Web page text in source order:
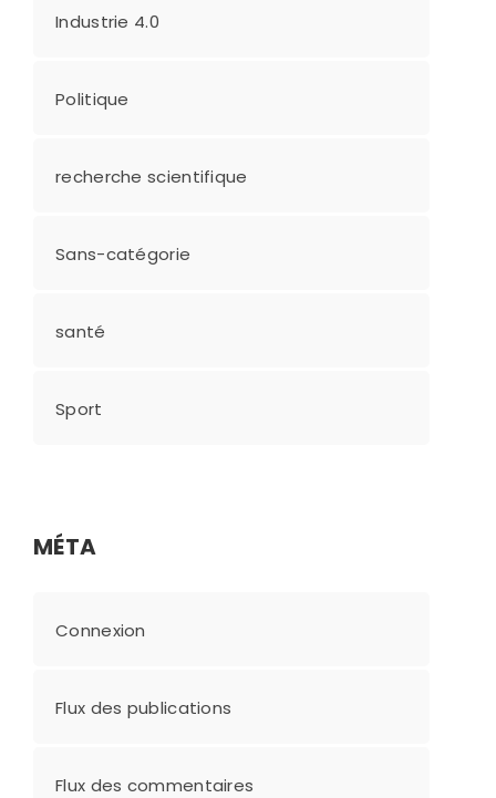
Industrie 4.0
Politique
recherche scientifique
Sans-catégorie
santé
Sport
MÉTA
Connexion
Flux des publications
Flux des commentaires